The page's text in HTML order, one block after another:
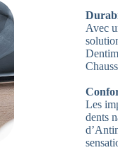
Avec
Les
dents